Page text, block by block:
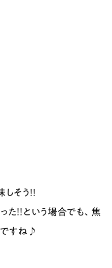
う！！
！！という場合でも、焦
ですね♪